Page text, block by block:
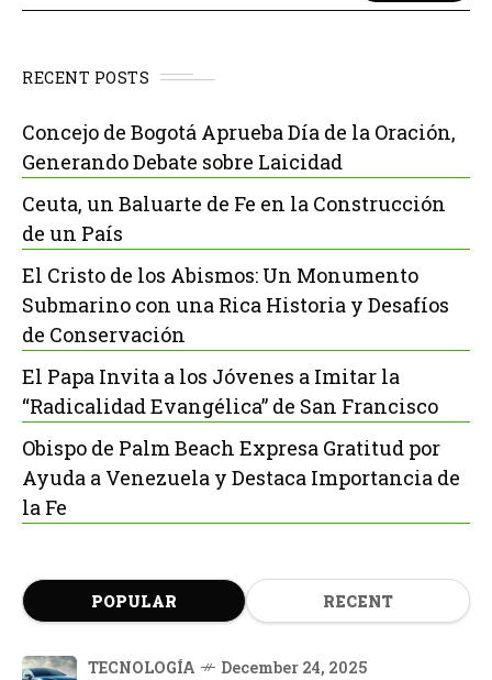
RECENT POSTS
Concejo de Bogotá Aprueba Día de la Oración,
Generando Debate sobre Laicidad
Ceuta, un Baluarte de Fe en la Construcción
de un País
El Cristo de los Abismos: Un Monumento
Submarino con una Rica Historia y Desafíos
de Conservación
El Papa Invita a los Jóvenes a Imitar la
“Radicalidad Evangélica” de San Francisco
Obispo de Palm Beach Expresa Gratitud por
Ayuda a Venezuela y Destaca Importancia de
la Fe
POPULAR RECENT
TECNOLOGÍA December 24, 2025